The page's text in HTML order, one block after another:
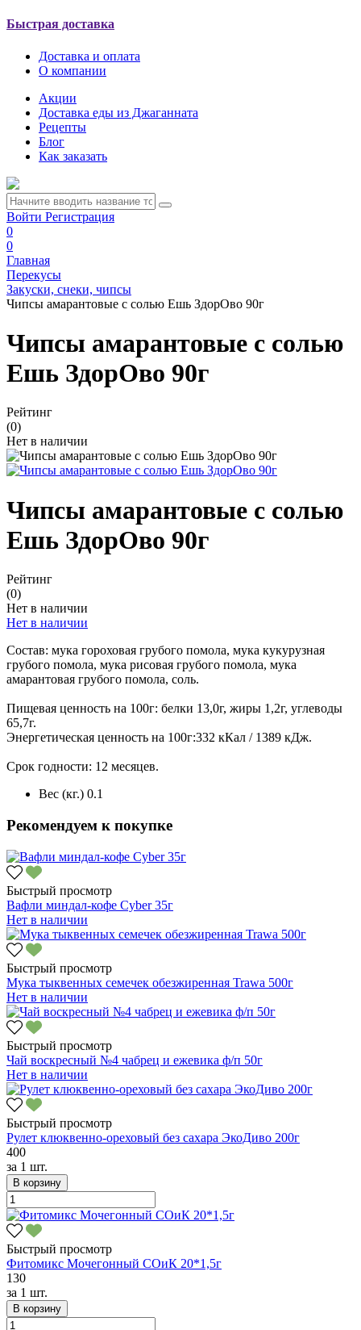
Быстрая доставка
Доставка и оплата
О компании
Акции
Доставка еды из Джаганната
Рецепты
Блог
Как заказать
Войти Регистрация
0
0
Главная
Перекусы
Закуски, снеки, чипсы
Чипсы амарантовые с солью Ешь ЗдорОво 90г
Чипсы амарантовые с солью
Ешь ЗдорОво 90г
Рейтинг
(0)
Нет в наличии
Чипсы амарантовые с солью
Ешь ЗдорОво 90г
Рейтинг
(0)
Нет в наличии
Нет в наличии
Состав: мука гороховая грубого помола, мука кукурузная
грубого помола, мука рисовая грубого помола, мука
амарантовая грубого помола, соль.
Пищевая ценность на 100г: белки 13,0г, жиры 1,2г, углеводы
65,7г.
Энергетическая ценность на 100г:332 кКал / 1389 кДж.
Срок годности: 12 месяцев.
Вес (кг.) 0.1
Рекомендуем к покупке
Быстрый просмотр
Вафли миндал-кофе Cyber 35г
Нет в наличии
Быстрый просмотр
Мука тыквенных семечек обезжиренная Trawa 500г
Нет в наличии
Быстрый просмотр
Чай воскресный №4 чабрец и ежевика ф/п 50г
Нет в наличии
Быстрый просмотр
Рулет клюквенно-ореховый без сахара ЭкоДиво 200г
400
за 1 шт.
В корзину
Быстрый просмотр
Фитомикс Мочегонный СОиК 20*1,5г
130
за 1 шт.
В корзину